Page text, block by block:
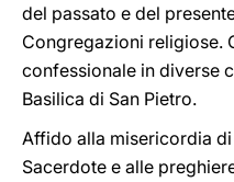
del passato e del
Congregazioni religiose.
confessionale in diverse
Basilica di San Pietro.
Affido alla misericordia
Sacerdote e alle